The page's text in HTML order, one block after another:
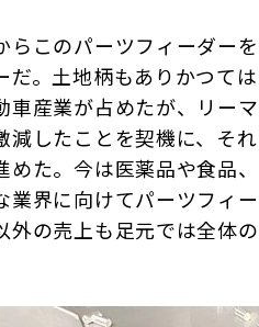
らこのパーツフィーダーを
だ。土地柄もありかつては
車産業が占めたが、リーマ
減したことを契機に、それ
た。今は医薬品や食品、
業界に向けてパーツフィー
外の売上も足元では全体の